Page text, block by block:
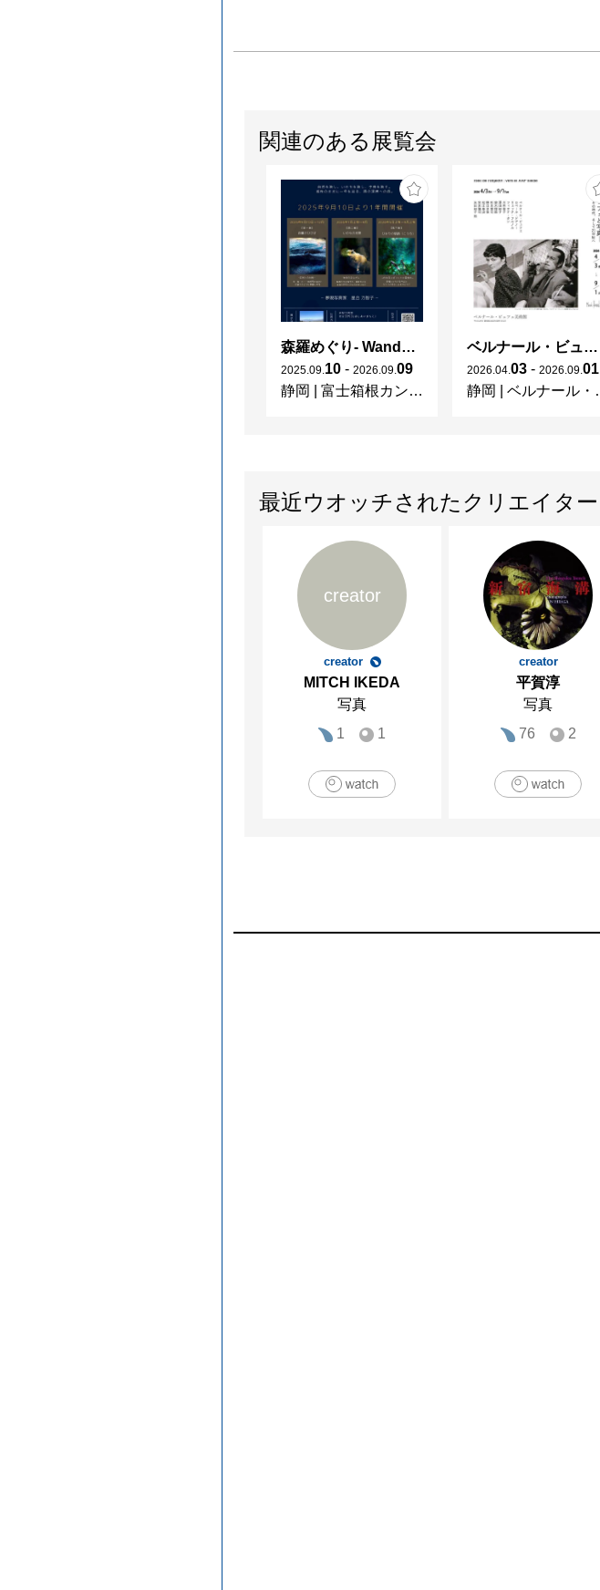
関連のある展覧会
森羅めぐり- Wandering in Shinra -
2025 09 10 - 2026 09 09
静岡
富士箱根カントリークラブ
ベルナール・ビュフェと写真 ーカメラがとらえたビュフェとその時代、そして21 世紀へ
2026 04 03 - 2026 09 01
静岡
ベルナール・ビュフェ美術館
最近ウオッチされたクリエイター
creator
creator
MITCH IKEDA
写真
1
1
creator
平賀淳
写真
76
2